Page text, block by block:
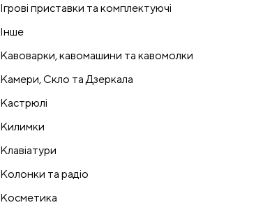
Ігрові приставки та комплектуючі
Інше
Кавоварки, кавомашини та кавомолки
Камери, Скло та Дзеркала
Кастрюлі
Килимки
Клавіатури
Колонки та радіо
Косметика